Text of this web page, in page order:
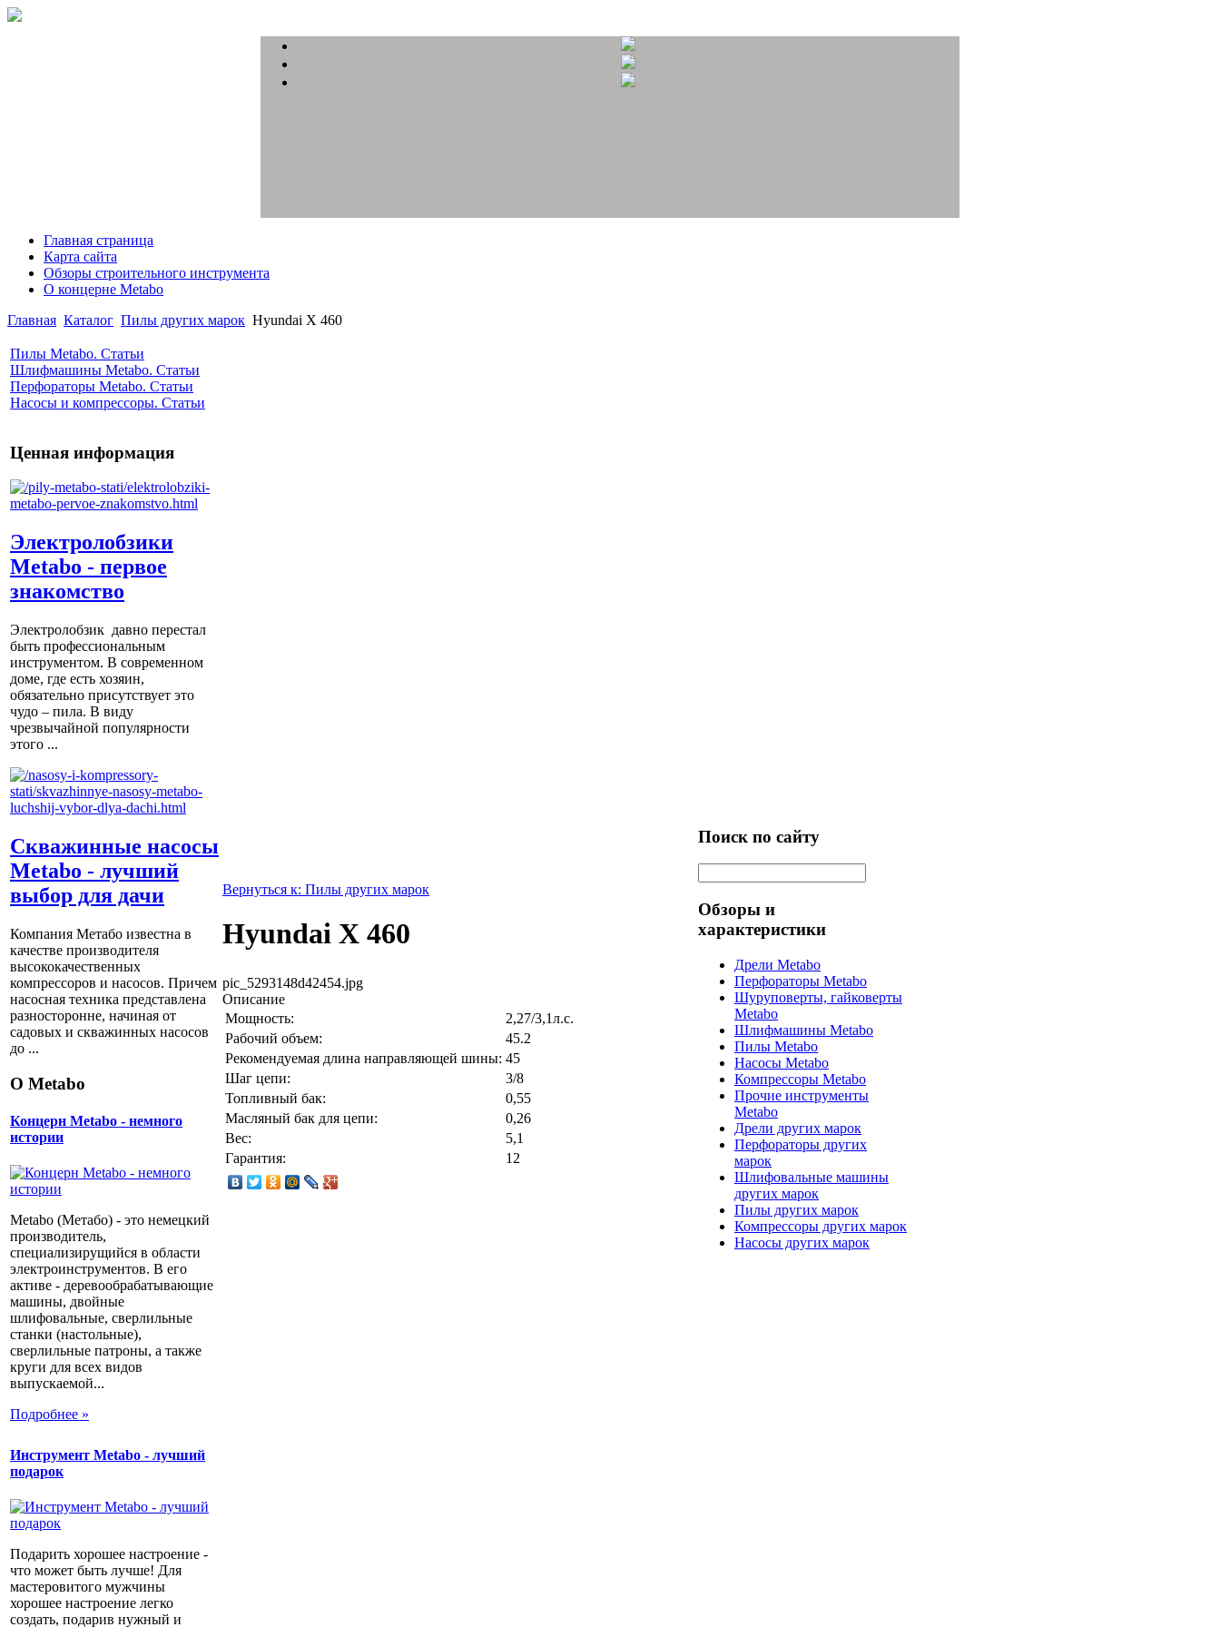
Главная страница
Карта сайта
Обзоры строительного инструмента
О концерне Metabo
Главная Каталог Пилы других марок Hyundai Х 460
Пилы Metabo. Статьи
Шлифмашины Metabo. Статьи
Перфораторы Metabo. Статьи
Насосы и компрессоры. Статьи
Ценная информация
Электролобзики
Metabo - первое
знакомство
Электролобзик давно перестал
быть профессиональным
инструментом. В современном
доме, где есть хозяин,
обязательно присутствует это
чудо – пила. В виду
чрезвычайной популярности
этого ...
Скважинные насосы
Metabo - лучший
выбор для дачи
Компания Метабо известна в
качестве производителя
высококачественных
компрессоров и насосов. Причем
насосная техника представлена
разносторонне, начиная от
садовых и скважинных насосов
до ...
О Metabo
Концерн Metabo - немного
истории
Metabo (Метабо) - это немецкий
производитель,
специализирущийся в области
электроинструментов. В его
активе - деревообрабатывающие
машины, двойные
шлифовальные, сверлильные
станки (настольные),
сверлильные патроны, а также
круги для всех видов
выпускаемой...
Подробнее »
Инструмент Metabo - лучший
подарок
Подарить хорошее настроение -
что может быть лучше! Для
мастеровитого мужчины
хорошее настроение легко
создать, подарив нужный и
Вернуться к: Пилы других марок
Hyundai Х 460
pic_5293148d42454.jpg
Описание
Мощность:
2,27/3,1л.с.
Рабочий объем:
45.2
Рекомендуемая длина направляющей шины: 45
Шаг цепи:
3/8
Топливный бак:
0,55
Масляный бак для цепи:
0,26
Вес:
5,1
Гарантия:
12
Поиск по сайту
Обзоры и
характеристики
Дрели Metabo
Перфораторы Metabo
Шуруповерты, гайковерты
Metabo
Шлифмашины Metabo
Пилы Metabo
Насосы Metabo
Компрессоры Metabo
Прочие инструменты
Metabo
Дрели других марок
Перфораторы других
марок
Шлифовальные машины
других марок
Пилы других марок
Компрессоры других марок
Насосы других марок